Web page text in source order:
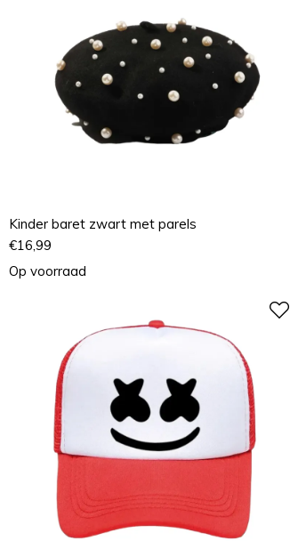
Kinder baret zwart met parels
€16,99
Op voorraad